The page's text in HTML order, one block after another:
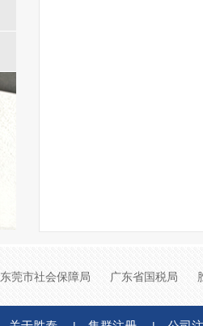
东莞市社会保障局 广东省国税局